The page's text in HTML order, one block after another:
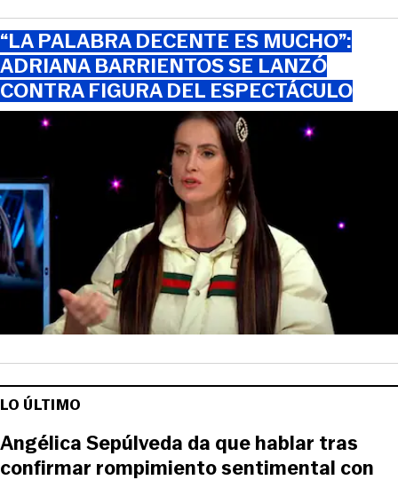
“LA PALABRA DECENTE ES MUCHO”:
ADRIANA BARRIENTOS SE LANZÓ
CONTRA FIGURA DEL ESPECTÁCULO
LO ÚLTIMO
Angélica Sepúlveda da que hablar tras
confirmar rompimiento sentimental con